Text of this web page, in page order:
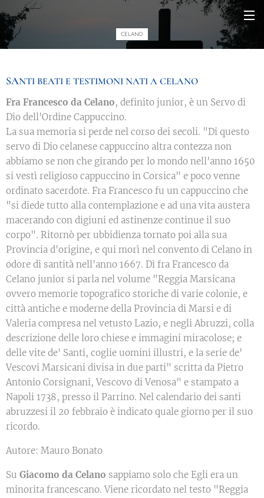
CELANO
SANTI BEATI E TESTIMONI NATI A CELANO
Fra Francesco da Celano, definito junior, è un Servo di
Dio dell'Ordine Cappuccino.
La sua memoria si perde nel corso dei secoli. "Di questo
servo di Dio celanese cappuccino altra contezza non
abbiamo se non che girando per lo mondo nell'anno 1650
si vestì religioso cappuccino in Corsica" e poco venne
ordinato sacerdote. Fra Francesco fu un cappuccino che
"si diede tutto alla contemplazione e ad una vita austera
macerando con digiuni ed astinenze continue il suo
corpo". Ritornò per ubbidienza tornato poi alla sua
Provincia d'origine, e qui morì nel convento di Celano in
odore di santità nell'anno 1667. Di fra Francesco da
Celano junior si parla nel volume "Reggia Marsicana
ovvero memorie topografico storiche di varie colonie, e
città antiche e moderne della Provincia di Marsi e di
Valeria compresa nel vetusto Lazio, e negli Abruzzi, colla
descrizione delle loro chiese e immagini miracolose; e
delle vite de' Santi, coglie uomini illustri, e la serie de'
Vescovi Marsicani divisa in due parti" scritta da Pietro
Antonio Corsignani, Vescovo di Venosa" e stampato a
Napoli 1738, presso il Parrino. Nel calendario dei santi
abruzzesi il 20 febbraio è indicato quale giorno per il suo
ricordo.
Autore: Mauro Bonato
Su Giacomo da Celano sappiamo solo che Egli era un
minorita francescano. Viene ricordato nel testo "Reggia